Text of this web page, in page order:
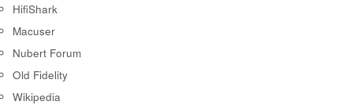
HifiShark
Macuser
Nubert Forum
Old Fidelity
Wikipedia